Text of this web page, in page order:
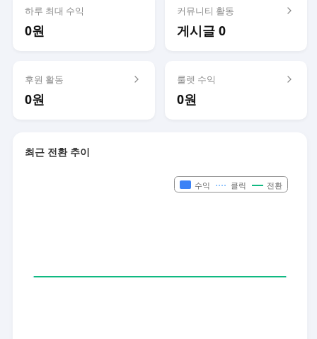
하루 최대 수익
0원
커뮤니티 활동
게시글 0
후원 활동
0원
룰렛 수익
0원
최근 전환 추이